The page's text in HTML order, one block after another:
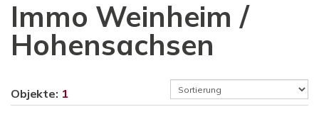
Immo Weinheim /
Hohensachsen
Objekte: 1